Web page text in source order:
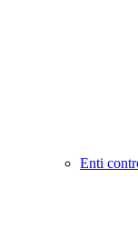
Enti